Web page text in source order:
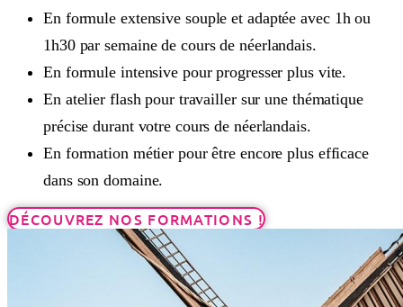
En formule extensive souple et adaptée avec 1h ou
1h30 par semaine de cours de néerlandais.
En formule intensive pour progresser plus vite.
En atelier flash pour travailler sur une thématique
précise durant votre cours de néerlandais.
En formation métier pour être encore plus efficace
dans son domaine.
DÉCOUVREZ NOS FORMATIONS !